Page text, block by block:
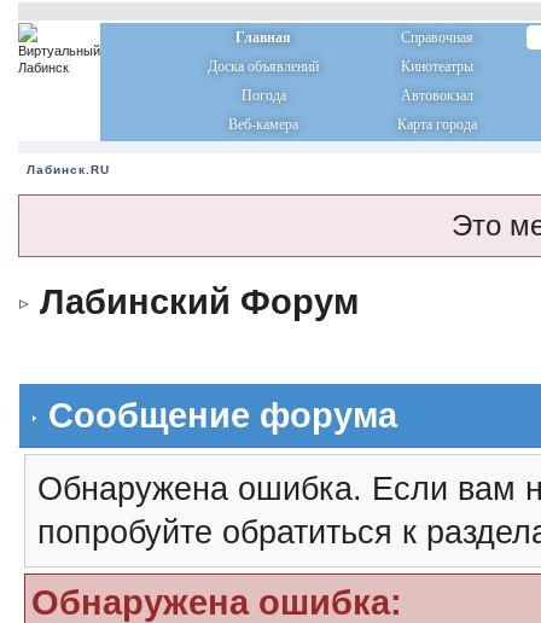
Главная
Справочная
Доска объявлений
Кинотеатры
Погода
Автовокзал
Веб-камера
Карта города
Лабинск.RU
Это
Лабинский Форум
Сообщение форума
Обнаружена ошибка. Если вам
попробуйте обратиться к
Обнаружена ошибка: